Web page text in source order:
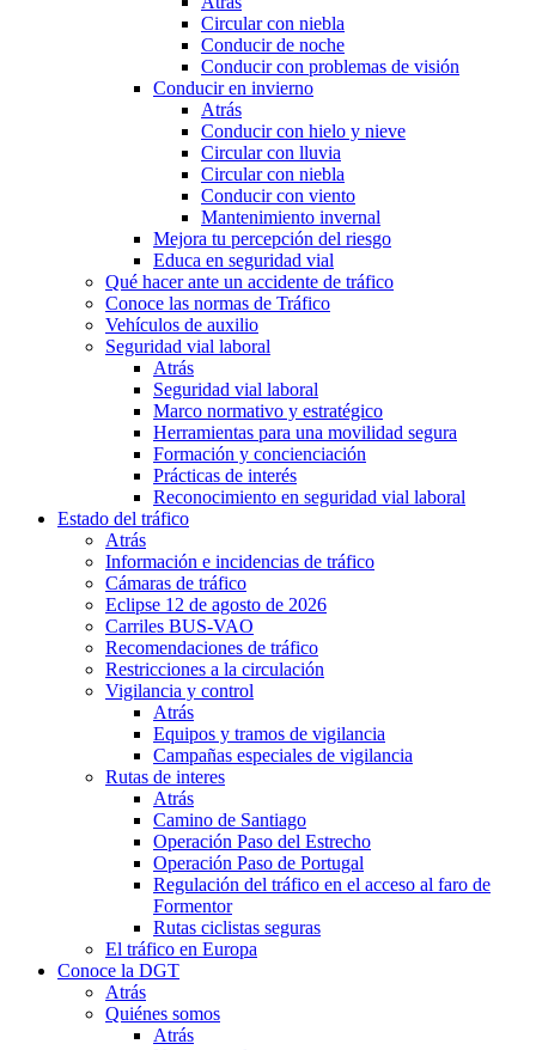
Circular con niebla
Conducir de noche
Conducir con problemas de visión
Conducir en invierno
Atrás
Conducir con hielo y nieve
Circular con lluvia
Circular con niebla
Conducir con viento
Mantenimiento invernal
Mejora tu percepción del riesgo
Educa en seguridad vial
Qué hacer ante un accidente de tráfico
Conoce las normas de Tráfico
Vehículos de auxilio
Seguridad vial laboral
Atrás
Seguridad vial laboral
Marco normativo y estratégico
Herramientas para una movilidad segura
Formación y concienciación
Prácticas de interés
Reconocimiento en seguridad vial laboral
Estado del tráfico
Atrás
Información e incidencias de tráfico
Cámaras de tráfico
Eclipse 12 de agosto de 2026
Carriles BUS-VAO
Recomendaciones de tráfico
Restricciones a la circulación
Vigilancia y control
Atrás
Equipos y tramos de vigilancia
Campañas especiales de vigilancia
Rutas de interes
Atrás
Camino de Santiago
Operación Paso del Estrecho
Operación Paso de Portugal
Regulación del tráfico en el acceso al faro de
Formentor
Rutas ciclistas seguras
El tráfico en Europa
Conoce la DGT
Atrás
Quiénes somos
Atrás